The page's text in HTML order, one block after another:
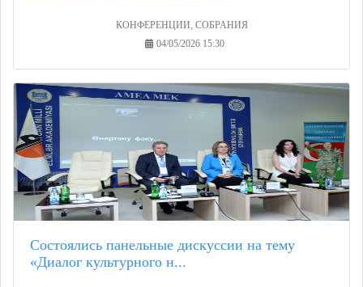
КОНФЕРЕНЦИИ, СОБРАНИЯ
04/05/2026 15:30
Состоялись панельные дискуссии на тему
«Диалог культурного н...